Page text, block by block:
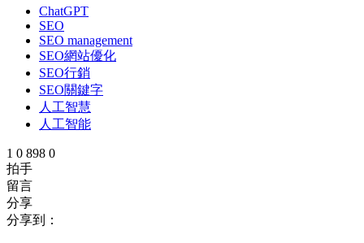
ChatGPT
SEO
SEO management
SEO網站優化
SEO行銷
SEO關鍵字
人工智慧
人工智能
1 0 898 0
拍手
留言
分享
分享到：